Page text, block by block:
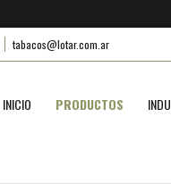
tabacos@lotar.com.ar
INICIO PRODUCTOS